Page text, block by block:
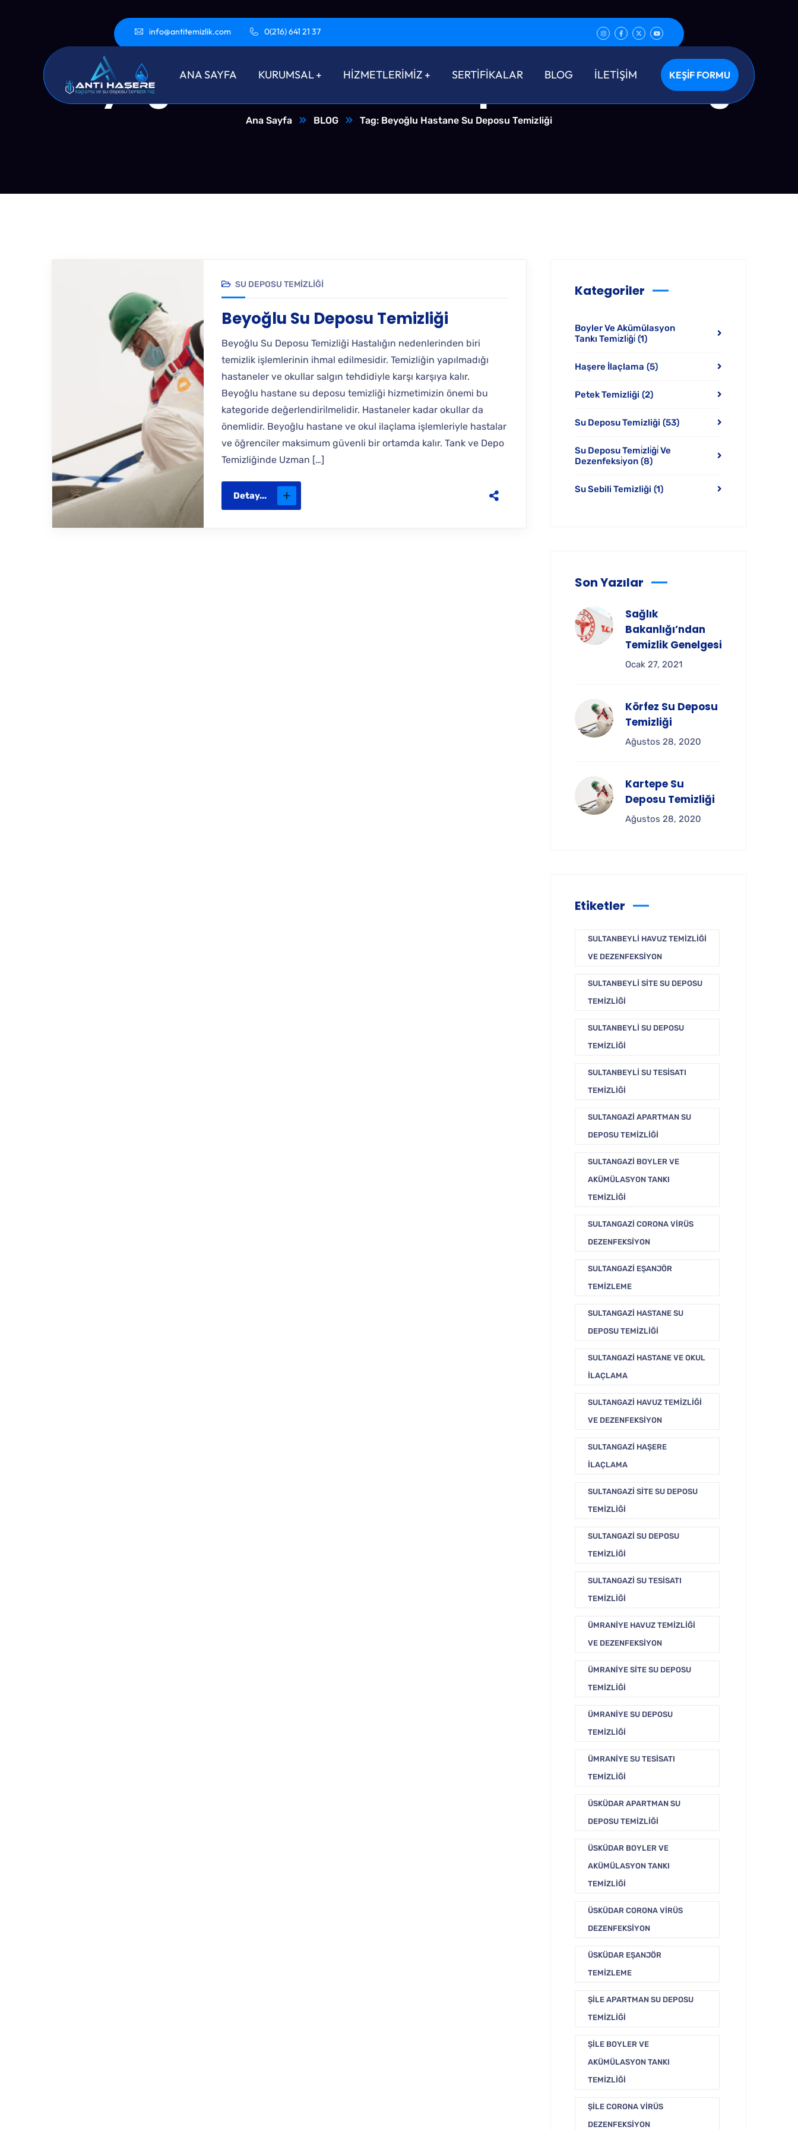
info@antitemizlik.com 0(216) 641 21 37
ANA SAYFA KURUMSAL HİZMETLERİMİZ SERTİFİKALAR BLOG İLETİŞİM KEŞİF FORMU
Beyoğlu Hastane Su Deposu Temizliği
Ana Sayfa BLOG Tag: Beyoğlu Hastane Su Deposu Temizliği
SU DEPOSU TEMIZLIĞI
Beyoğlu Su Deposu Temizliği
Beyoğlu Su Deposu Temizliği Hastalığın nedenlerinden biri
temizlik işlemlerinin ihmal edilmesidir. Temizliğin yapılmadığı
hastaneler ve okullar salgın tehdidiyle karşı karşıya kalır.
Beyoğlu hastane su deposu temizliği hizmetimizin önemi bu
kategoride değerlendirilmelidir. Hastaneler kadar okullar da
önemlidir. Beyoğlu hastane ve okul ilaçlama işlemleriyle hastalar
ve öğrenciler maksimum güvenli bir ortamda kalır. Tank ve Depo
Temizliğinde Uzman […]
Detay...
Kategoriler
Boyler Ve Akümülasyon
Tankı Temi̇zli̇ği̇ (1)
Haşere İlaçlama (5)
Petek Temizliği (2)
Su Deposu Temizliği (53)
Su Deposu Temi̇zli̇ği̇ Ve
Dezenfeksi̇yon (8)
Su Sebili Temizliği (1)
Son Yazılar
Sağlık
Bakanlığı’ndan
Temizlik Genelgesi
Ocak 27, 2021
Körfez Su Deposu
Temizliği
Ağustos 28, 2020
Kartepe Su
Deposu Temizliği
Ağustos 28, 2020
Etiketler
SULTANBEYLI HAVUZ TEMIZLIĞI
VE DEZENFEKSIYON
SULTANBEYLI SITE SU DEPOSU
TEMIZLIĞI
SULTANBEYLI SU DEPOSU
TEMIZLIĞI
SULTANBEYLI SU TESISATI
TEMIZLIĞI
SULTANGAZI APARTMAN SU
DEPOSU TEMIZLIĞI
SULTANGAZI BOYLER VE
AKÜMÜLASYON TANKI
TEMIZLIĞI
SULTANGAZI CORONA VIRÜS
DEZENFEKSIYON
SULTANGAZI EŞANJÖR
TEMIZLEME
SULTANGAZI HASTANE SU
DEPOSU TEMIZLIĞI
SULTANGAZI HASTANE VE OKUL
İLAÇLAMA
SULTANGAZI HAVUZ TEMIZLIĞI
VE DEZENFEKSIYON
SULTANGAZI HAŞERE
İLAÇLAMA
SULTANGAZI SITE SU DEPOSU
TEMIZLIĞI
SULTANGAZI SU DEPOSU
TEMIZLIĞI
SULTANGAZI SU TESISATI
TEMIZLIĞI
ÜMRANIYE HAVUZ TEMIZLIĞI
VE DEZENFEKSIYON
ÜMRANIYE SITE SU DEPOSU
TEMIZLIĞI
ÜMRANIYE SU DEPOSU
TEMIZLIĞI
ÜMRANIYE SU TESISATI
TEMIZLIĞI
ÜSKÜDAR APARTMAN SU
DEPOSU TEMIZLIĞI
ÜSKÜDAR BOYLER VE
AKÜMÜLASYON TANKI
TEMIZLIĞI
ÜSKÜDAR CORONA VIRÜS
DEZENFEKSIYON
ÜSKÜDAR EŞANJÖR
TEMIZLEME
ŞILE APARTMAN SU DEPOSU
TEMIZLIĞI
ŞILE BOYLER VE
AKÜMÜLASYON TANKI
TEMIZLIĞI
ŞILE CORONA VIRÜS
DEZENFEKSIYON